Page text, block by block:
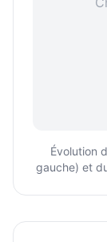
Évolution
gauche) et